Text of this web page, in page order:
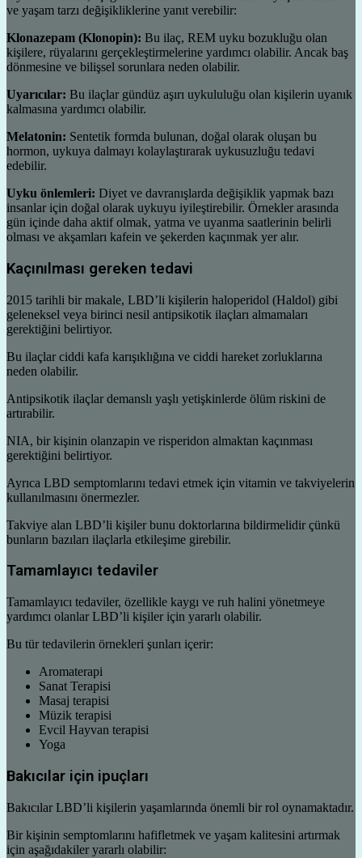
ve yaşam tarzı değişikliklerine yanıt verebilir:
Klonazepam (Klonopin): Bu ilaç, REM uyku bozukluğu olan
kişilere, rüyalarını gerçekleştirmelerine yardımcı olabilir. Ancak baş
dönmesine ve bilişsel sorunlara neden olabilir.
Uyarıcılar: Bu ilaçlar gündüz aşırı uykululuğu olan kişilerin uyanık
kalmasına yardımcı olabilir.
Melatonin: Sentetik formda bulunan, doğal olarak oluşan bu
hormon, uykuya dalmayı kolaylaştırarak uykusuzluğu tedavi
edebilir.
Uyku önlemleri: Diyet ve davranışlarda değişiklik yapmak bazı
insanlar için doğal olarak uykuyu iyileştirebilir. Örnekler arasında
gün içinde daha aktif olmak, yatma ve uyanma saatlerinin belirli
olması ve akşamları kafein ve şekerden kaçınmak yer alır.
Kaçınılması gereken tedavi
2015 tarihli bir makale, LBD’li kişilerin haloperidol (Haldol) gibi
geleneksel veya birinci nesil antipsikotik ilaçları almamaları
gerektiğini belirtiyor.
Bu ilaçlar ciddi kafa karışıklığına ve ciddi hareket zorluklarına
neden olabilir.
Antipsikotik ilaçlar demanslı yaşlı yetişkinlerde ölüm riskini de
artırabilir.
NIA, bir kişinin olanzapin ve risperidon almaktan kaçınması
gerektiğini belirtiyor.
Ayrıca LBD semptomlarını tedavi etmek için vitamin ve takviyelerin
kullanılmasını önermezler.
Takviye alan LBD’li kişiler bunu doktorlarına bildirmelidir çünkü
bunların bazıları ilaçlarla etkileşime girebilir.
Tamamlayıcı tedaviler
Tamamlayıcı tedaviler, özellikle kaygı ve ruh halini yönetmeye
yardımcı olanlar LBD’li kişiler için yararlı olabilir.
Bu tür tedavilerin örnekleri şunları içerir:
Aromaterapi
Sanat Terapisi
Masaj terapisi
Müzik terapisi
Evcil Hayvan terapisi
Yoga
Bakıcılar için ipuçları
Bakıcılar LBD’li kişilerin yaşamlarında önemli bir rol oynamaktadır.
Bir kişinin semptomlarını hafifletmek ve yaşam kalitesini artırmak
için aşağıdakiler yararlı olabilir: